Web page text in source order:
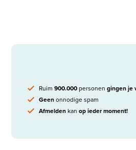
Ruim900.000personengingen je
Geenonnodige spam
Afmeldenkanop ieder moment!